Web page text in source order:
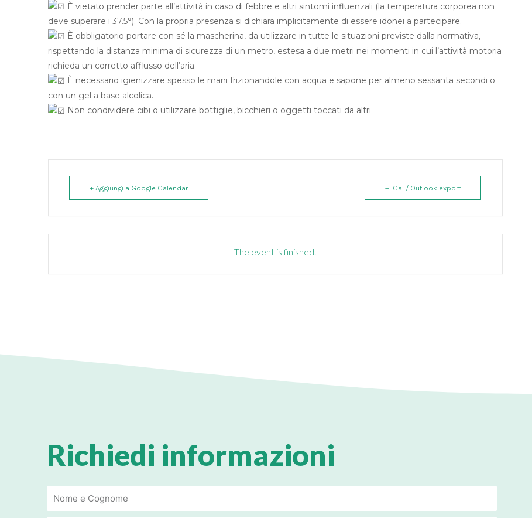
È vietato prender parte all’attività in caso di febbre e altri sintomi influenzali (la temperatura corporea non
deve superare i 37.5°). Con la propria presenza si dichiara implicitamente di essere idonei a partecipare.
È obbligatorio portare con sé la mascherina, da utilizzare in tutte le situazioni previste dalla normativa,
rispettando la distanza minima di sicurezza di un metro, estesa a due metri nei momenti in cui l’attività motoria
richieda un corretto afflusso dell’aria.
È necessario igienizzare spesso le mani frizionandole con acqua e sapone per almeno sessanta secondi o
con un gel a base alcolica.
Non condividere cibi o utilizzare bottiglie, bicchieri o oggetti toccati da altri
+ Aggiungi a Google Calendar + iCal / Outlook export
The event is finished.
Richiedi informazioni